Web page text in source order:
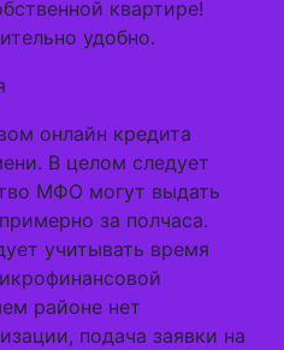
квартире!
удобно.
онлайн кредита
В целом следует
МФО могут выдать
за полчаса.
учитывать время
районе нет
подача заявки на